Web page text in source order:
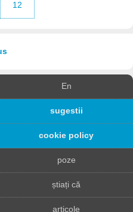
12
En
sugestii
cookie policy
poze
știați că
articole